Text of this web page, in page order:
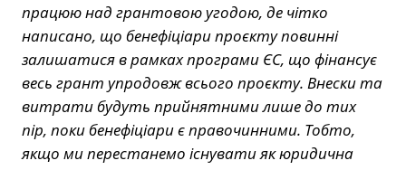
працюю над грантовою угодою, де чітко
написано, що бенефіціари проєкту повинні
залишатися в рамках програми ЄС, що фінансує
весь грант упродовж всього проєкту. Внески та
витрати будуть прийнятними лише до тих
пір, поки бенефіціари є правочинними. Тобто,
якщо ми перестанемо існувати як юридична